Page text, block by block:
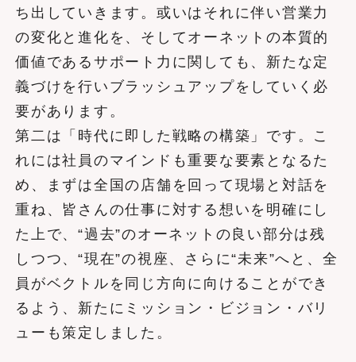
ち出していきます。或いはそれに伴い営業力
の変化と進化を、そしてオーネットの本質的
価値であるサポート力に関しても、新たな定
義づけを行いブラッシュアップをしていく必
要があります。
第二は「時代に即した戦略の構築」です。こ
れには社員のマインドも重要な要素となるた
め、まずは全国の店舗を回って現場と対話を
重ね、皆さんの仕事に対する想いを明確にし
た上で、“過去”のオーネットの良い部分は残
しつつ、“現在”の視座、さらに“未来”へと、全
員がベクトルを同じ方向に向けることができ
るよう、新たにミッション・ビジョン・バリ
ューも策定しました。